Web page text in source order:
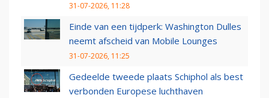
31-07-2026, 11:28
Einde van een tijdperk: Washington Dulles
neemt afscheid van Mobile Lounges
31-07-2026, 11:25
Gedeelde tweede plaats Schiphol als best
verbonden Europese luchthaven